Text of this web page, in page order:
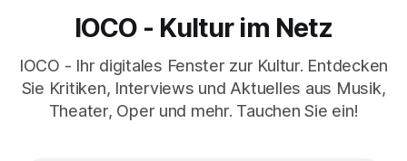
IOCO - Kultur im Netz
IOCO - Ihr digitales Fenster zur Kultur. Entdecken
Sie Kritiken, Interviews und Aktuelles aus Musik,
Theater, Oper und mehr. Tauchen Sie ein!